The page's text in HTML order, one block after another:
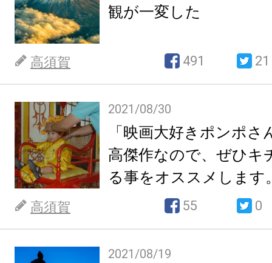
観が一変した
高須賀 491 21
2021/08/30
「映画大好きポンポさ
高傑作なので、ぜひキ
る事をオススメします
高須賀 55 0
2021/08/19